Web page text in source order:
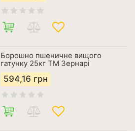
Борошно пшеничне вищого
гатунку 25кг ТМ Зернарі
594,16 грн